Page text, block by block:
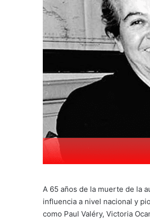
A 65 años de la muerte de la
influencia a nivel nacional y
como Paul Valéry, Victoria